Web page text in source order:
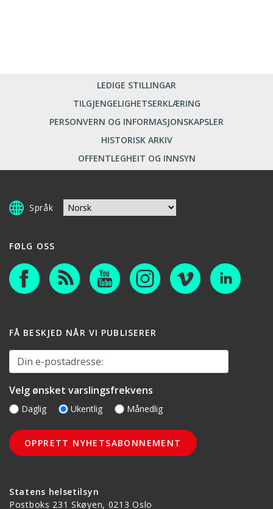
LEDIGE STILLINGAR
TILGJENGELIGHETSERKLÆRING
PERSONVERN OG INFORMASJONSKAPSLER
HISTORISK ARKIV
OFFENTLEGHEIT OG INNSYN
Språk
Statens helsetilsyn
Postboks 231 Skøyen, 0213 Oslo
FØLG OSS
FÅ BESKJED NÅR VI PUBLISERER
Din e-postadresse:
Velg ønsket varslingsfrekvens
Daglig Ukentlig Månedlig